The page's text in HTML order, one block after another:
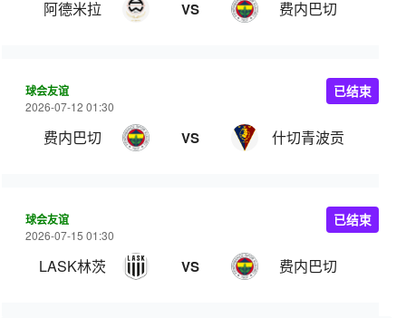
阿德米拉 VS 费内巴切
球会友谊
2026-07-12 01:30
费内巴切 VS 什切青波贡
已结束
球会友谊
2026-07-15 01:30
LASK林茨 VS 费内巴切
已结束